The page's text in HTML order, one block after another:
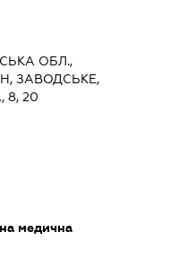
ОБЛ.,
ЗАВОДСЬКЕ,
8, 20
медична